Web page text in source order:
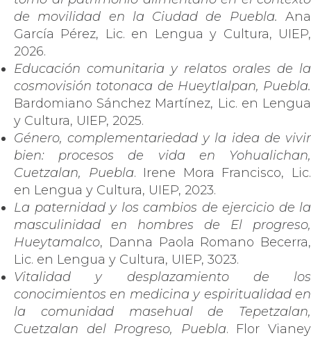
de movilidad en la Ciudad de Puebla. Ana
García Pérez, Lic. en Lengua y Cultura, UIEP,
2026.
Educación comunitaria y relatos orales de la
cosmovisión totonaca de Hueytlalpan, Puebla.
Bardomiano Sánchez Martínez, Lic. en Lengua
y Cultura, UIEP, 2025.
Género, complementariedad y la idea de vivir
bien: procesos de vida en Yohualichan,
Cuetzalan, Puebla. Irene Mora Francisco, Lic.
en Lengua y Cultura, UIEP, 2023.
La paternidad y los cambios de ejercicio de la
masculinidad en hombres de El progreso,
Hueytamalco, Danna Paola Romano Becerra,
Lic. en Lengua y Cultura, UIEP, 3023.
Vitalidad y desplazamiento de los
conocimientos en medicina y espiritualidad en
la comunidad masehual de Tepetzalan,
Cuetzalan del Progreso, Puebla. Flor Vianey